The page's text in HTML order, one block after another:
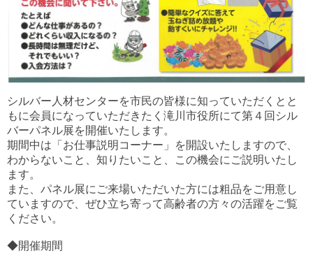
シルバー人材センターを市民の皆様に知っていただくとと
もに会員になっていただきたく滝川市役所にて第４回シル
バーパネル展を開催いたします。
期間中は「お仕事説明コーナー」を開設いたしますので、
わからないこと、知りたいこと、この機会にご説明いたし
ます。
また、パネル展にご来場いただいた方には粗品をご用意し
ていますので、ぜひ立ち寄って高齢者の方々の活躍をご覧
ください。
◆開催期間